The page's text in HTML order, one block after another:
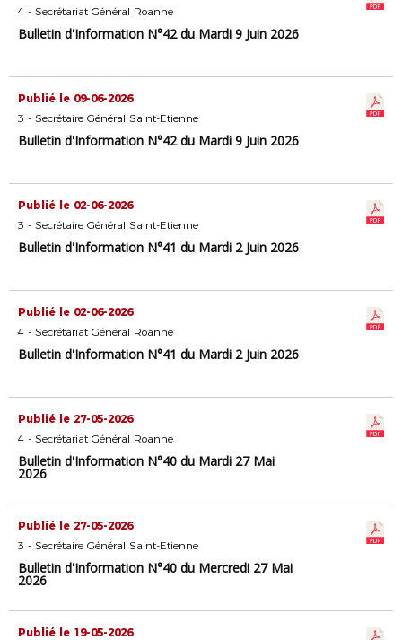
4 - Secrétariat Général Roanne
Bulletin d'Information N°42 du Mardi 9 Juin 2026
Publié le 09-06-2026
3 - Secrétaire Général Saint-Etienne
Bulletin d'Information N°42 du Mardi 9 Juin 2026
Publié le 02-06-2026
3 - Secrétaire Général Saint-Etienne
Bulletin d'Information N°41 du Mardi 2 Juin 2026
Publié le 02-06-2026
4 - Secrétariat Général Roanne
Bulletin d'Information N°41 du Mardi 2 Juin 2026
Publié le 27-05-2026
4 - Secrétariat Général Roanne
Bulletin d'Information N°40 du Mardi 27 Mai
2026
Publié le 27-05-2026
3 - Secrétaire Général Saint-Etienne
Bulletin d'Information N°40 du Mercredi 27 Mai
2026
Publié le 19-05-2026